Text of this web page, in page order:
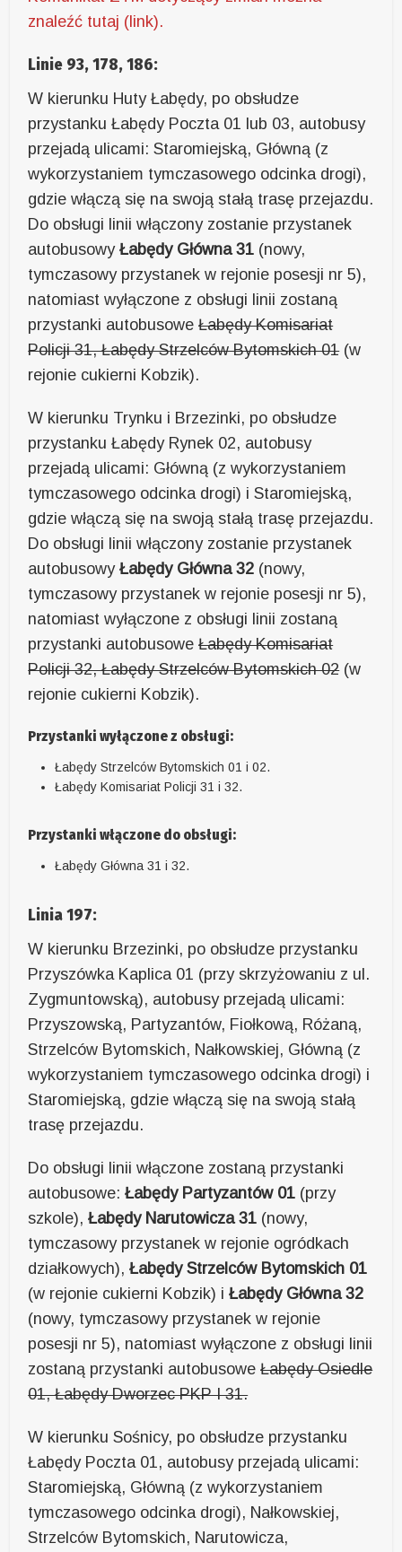
znaleźć tutaj (link).
Linie 93, 178, 186:
W kierunku Huty Łabędy, po obsłudze
przystanku Łabędy Poczta 01 lub 03, autobusy
przejadą ulicami: Staromiejską, Główną (z
wykorzystaniem tymczasowego odcinka drogi),
gdzie włączą się na swoją stałą trasę przejazdu.
Do obsługi linii włączony zostanie przystanek
autobusowyŁabędy Główna 31 (nowy,
tymczasowy przystanek w rejonie posesji nr 5),
natomiast wyłączone z obsługi linii zostaną
przystanki autobusoweŁabędy Komisariat
Policji 31, Łabędy Strzelców Bytomskich 01(w
rejonie cukierni Kobzik).
W kierunku Trynku i Brzezinki, po obsłudze
przystanku Łabędy Rynek 02, autobusy
przejadą ulicami: Główną (z wykorzystaniem
tymczasowego odcinka drogi) i Staromiejską,
gdzie włączą się na swoją stałą trasę przejazdu.
Do obsługi linii włączony zostanie przystanek
autobusowyŁabędy Główna 32 (nowy,
tymczasowy przystanek w rejonie posesji nr 5),
natomiast wyłączone z obsługi linii zostaną
przystanki autobusoweŁabędy Komisariat
Policji 32, Łabędy Strzelców Bytomskich 02(w
rejonie cukierni Kobzik).
Przystanki wyłączone z obsługi:
Łabędy Strzelców Bytomskich 01 i 02.
Łabędy Komisariat Policji 31 i 32.
Przystanki włączone do obsługi:
Łabędy Główna 31 i 32.
Linia 197:
W kierunku Brzezinki, po obsłudze przystanku
Przyszówka Kaplica 01 (przy skrzyżowaniu z ul.
Zygmuntowską), autobusy przejadą ulicami:
Przyszowską, Partyzantów, Fiołkową, Różaną,
Strzelców Bytomskich, Nałkowskiej, Główną (z
wykorzystaniem tymczasowego odcinka drogi) i
Staromiejską, gdzie włączą się na swoją stałą
trasę przejazdu.
Do obsługi linii włączone zostaną przystanki
autobusowe: Łabędy Partyzantów 01 (przy
szkole),Łabędy Narutowicza 31 (nowy,
tymczasowy przystanek w rejonie ogródkach
działkowych),Łabędy Strzelców Bytomskich 01
(w rejonie cukierni Kobzik) iŁabędy Główna 32
(nowy, tymczasowy przystanek w rejonie
posesji nr 5), natomiast wyłączone z obsługi linii
zostaną przystanki autobusoweŁabędy Osiedle
01, Łabędy Dworzec PKP I 31.
W kierunku Sośnicy, po obsłudze przystanku
Łabędy Poczta 01, autobusy przejadą ulicami:
Staromiejską, Główną (z wykorzystaniem
tymczasowego odcinka drogi), Nałkowskiej,
Strzelców Bytomskich, Narutowicza,